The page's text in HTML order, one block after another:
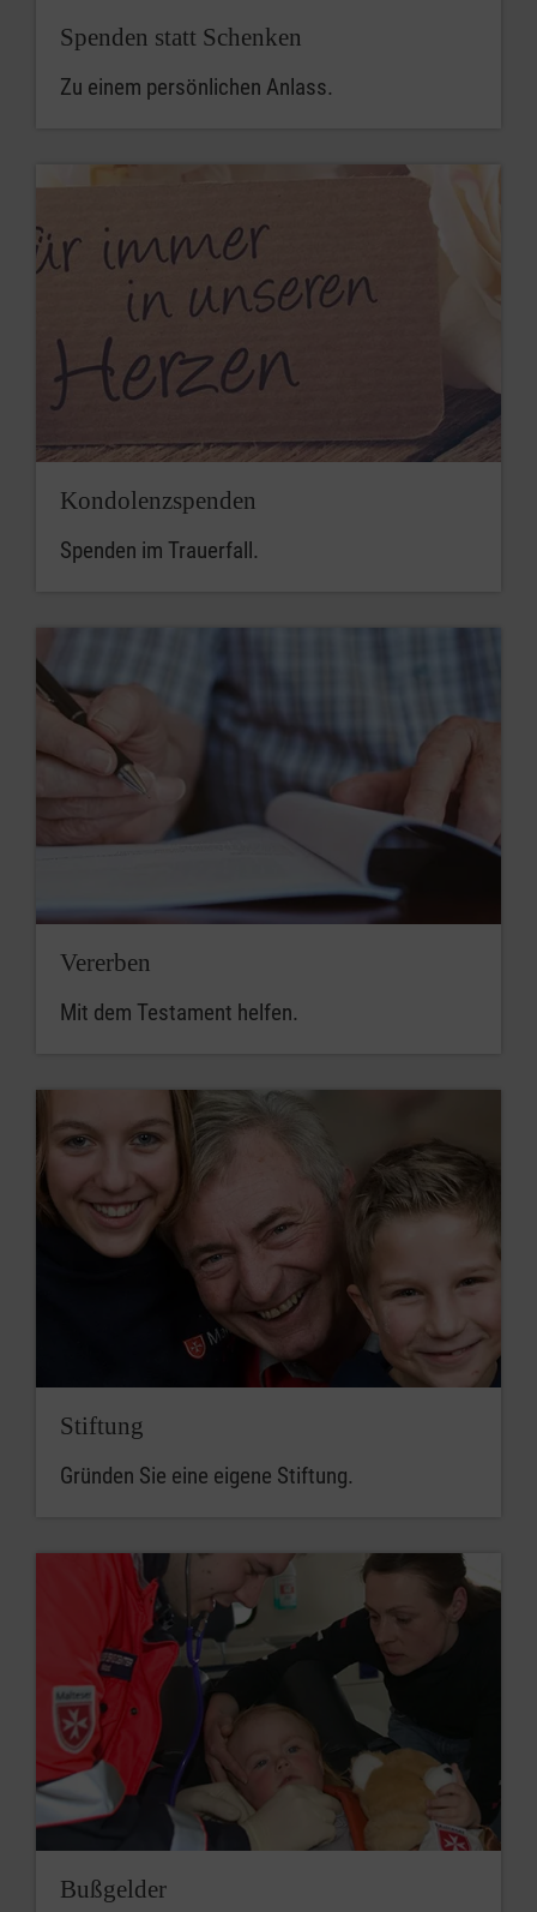
Spenden statt Schenken
Zu einem persönlichen Anlass.
Kondolenzspenden
Spenden im Trauerfall.
Vererben
Mit dem Testament helfen.
Stiftung
Gründen Sie eine eigene Stiftung.
Bußgelder